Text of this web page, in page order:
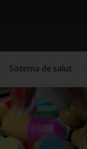
. Obre en una nova
Programació de
Sistema de salut